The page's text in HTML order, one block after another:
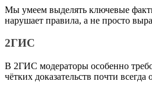
Мы умеем выделять ключевые
нарушает правила, а не просто
2ГИС
В 2ГИС модераторы особенно
чётких доказательств почти всегда